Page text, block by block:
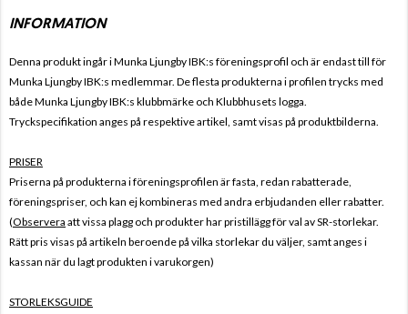
INFORMATION
Denna produkt ingår i Munka Ljungby IBK:s föreningsprofil och är endast till för
Munka Ljungby IBK:s medlemmar. De flesta produkterna i profilen trycks med
bådeMunka Ljungby IBK:s klubbmärke och Klubbhusets logga.
Tryckspecifikation anges på respektive artikel, samt visas på produktbilderna.
PRISER
Priserna på produkterna i föreningsprofilen är fasta, redan rabatterade,
föreningspriser, och kan ej kombineras med andra erbjudanden eller rabatter.
(Observera att vissa plagg och produkter har pristillägg för val av SR-storlekar.
Rätt pris visas på artikeln beroende på vilka storlekar du väljer, samt anges i
kassan när du lagt produkten i varukorgen)
STORLEKSGUIDE